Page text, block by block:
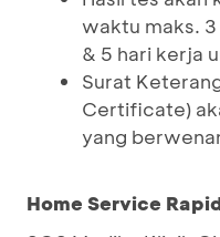
waktu maks.
& 5 hari kerja
Surat
Certificate)
yang
Home Service